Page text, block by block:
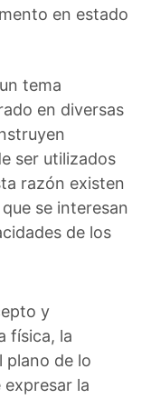
en estado
tema
en diversas
ser utilizados
razón existen
se interesan
de los
y
física, la
plano de lo
la